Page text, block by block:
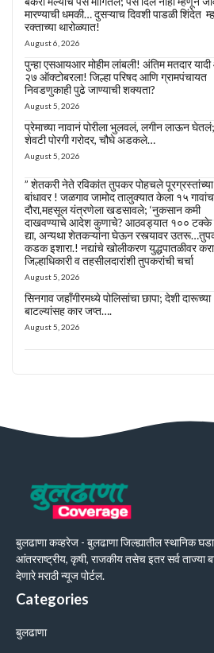
मारण्याची धमकी… दुसऱ्याच दिवशी पाडळी शिंदेत
रक्ताच्या थारोळ्यात!
August 6, 2026
पुन्हा एसआयआर मोहीम लांबली! अंतिम मतदार
२७ ऑक्टोबरला! जिल्हा परिषद आणि ग्रामपंचायत
निवडणुकाही पुढे जाण्याची शक्यता?
August 5, 2026
प्रेमाच्या नावानं पोरीला भुलवलं, लगीन लाऊन घेतलं;
शेवटी पोरगी गरोदर, चौघे अडकले…
August 5, 2026
” शेतकरी नेते रविकांत तुपकर पोहचले पूरग्रस्तांच्या
बांधावर ! जळगाव जामोद तालुक्यात केला १५
दौरा,महसूल यंत्रणेला खडसावले; ‘नुकसान कमी
दाखवण्याचे आदेश कुणाचे? आठवड्यात १०० टक्के
द्या, अन्यथा शेतकऱ्यांना घेऊन रस्त्यावर
कडक इशारा.! नद्यांचे खोलीकरण युद्धपातळीवर
जिल्हाधिकारी व तहसीलदारांशी तुपकरांची चर्चा
August 5, 2026
सिनगाव जहाँगीरमध्ये पोलिसांचा छापा; देशी
बाटल्यांसह कार जप्त….
August 5, 2026
बुलढाणा कव्हरेज - बुलढाणा जिल्ह्यातील स्थानिक
आंतरराष्ट्रीय, कृषी, राजकीय तसेच इतर सर्व ताज्या
देणारे मराठी न्यूज पोर्टल.
Categories
बुलढाणा